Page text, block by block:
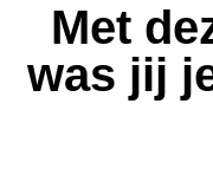
Met
was jij